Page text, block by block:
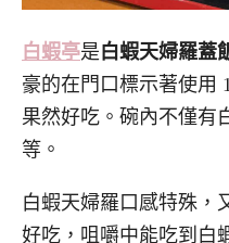
白蝦亭是白蝦天婦羅蓋
豪的在門口標示著使用
果然好吃。碗內不僅有
等。
白蝦天婦羅口感特殊，
好吃，咀嚼中能吃到白